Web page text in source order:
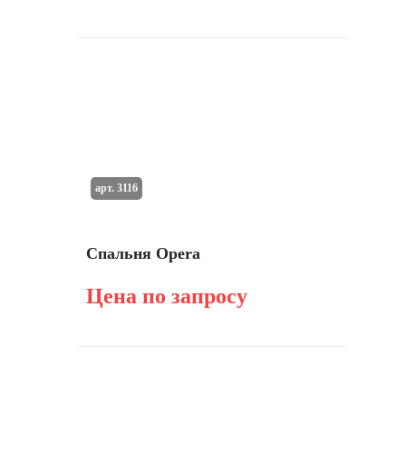
Спальня Opera
Цена по запросу
арт. 3116